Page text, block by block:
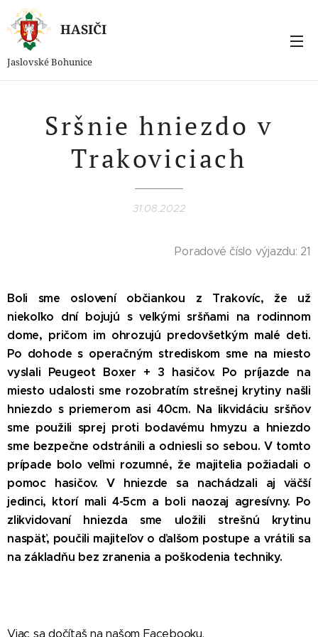
HASIČI
Jaslovské Bohunice
Sršnie hniezdo v
Trakoviciach
31.08.2022
Poradové číslo výjazdu: 21
Boli sme oslovení občiankou z Trakovíc, že už
niekoľko dní bojujú s veľkými sršňami na rodinnom
dome, pričom im ohrozujú predovšetkým malé deti.
Po dohode s operačným strediskom sme na miesto
vyslali Peugeot Boxer + 3 hasičov. Po príjazde na
miesto udalosti sme rozobratím strešnej krytiny našli
hniezdo s priemerom asi 40cm. Na likvidáciu sršňov
sme použili sprej proti bodavému hmyzu a hniezdo
sme bezpečne odstránili a odniesli so sebou. V tomto
prípade bolo veľmi rozumné, že majitelia požiadali o
pomoc hasičov. V hniezde sa nachádzali aj väčší
jedinci, ktorí mali 4-5cm a boli naozaj agresívny. Po
zlikvidovaní hniezda sme uložili strešnú krytinu
naspäť, poučili majiteľov o ďalšom postupe a vrátili sa
na základňu bez zranenia a poškodenia techniky.
Viac sa dočítaš na našom Facebooku.